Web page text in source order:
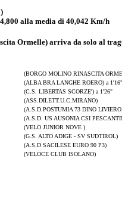
alla media di 40,042 Km/h
Ormelle) arriva da solo al
(BORGO MOLINO RINASCITA
(ALBA BRA LANGHE ROERO) a 1'16"
(C.S. LIBERTAS SCORZE') a 1'26"
(ASS.DILETT.U.C.MIRANO)
(A.S.D.POSTUMIA 73 DINO
(A.S.D. US AUSONIA CSI
(VELO JUNIOR NOVE )
(G.S. ALTO ADIGE - SV SUDTIROL)
(A.S.D SACILESE EURO 90 P3)
(VELOCE CLUB ISOLANO)